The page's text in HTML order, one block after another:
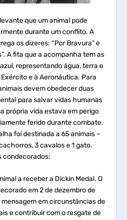
que um animal pode
durante um conflito. A
os dizeres: “Por Bravura” e
A fita que a acompanha tem as
representando água, terra e
e à Aeronáutica. Para
devem obedecer duas
para salvar vidas humanas
própria vida estava em perigo
ferido durante combate.
foi destinada a 65 animais –
3 cavalos e 1 gato.
condecorados:
a receber a Dickin Medal. O
em 2 de dezembro de
mensagem em circunstâncias de
e contribuir com o resgate de